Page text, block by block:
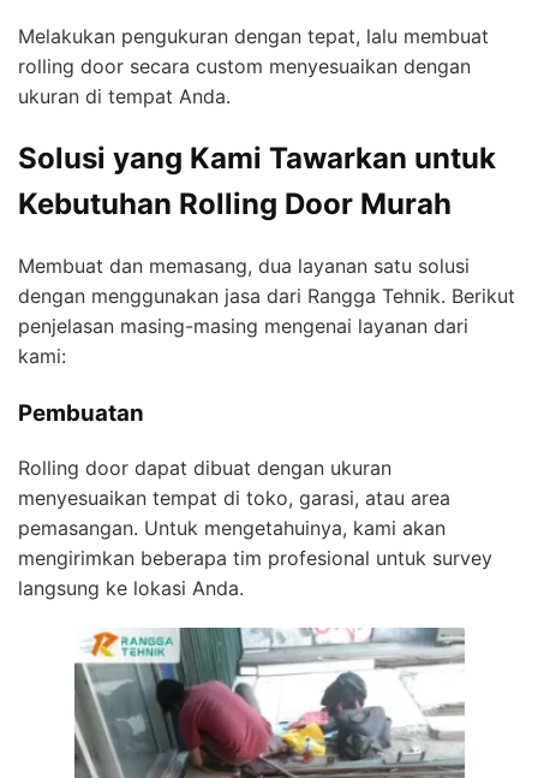
Melakukan pengukuran dengan tepat, lalu membuat
rolling door secara custom menyesuaikan dengan
ukuran di tempat Anda.
Solusi yang Kami Tawarkan untuk
Kebutuhan Rolling Door Murah
Membuat dan memasang, dua layanan satu solusi
dengan menggunakan jasa dari Rangga Tehnik. Berikut
penjelasan masing-masing mengenai layanan dari
kami:
Pembuatan
Rolling door dapat dibuat dengan ukuran
menyesuaikan tempat di toko, garasi, atau area
pemasangan. Untuk mengetahuinya, kami akan
mengirimkan beberapa tim profesional untuk survey
langsung ke lokasi Anda.